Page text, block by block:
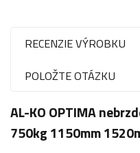
RECENZIE VÝROBKU
POLOŽTE OTÁZKU
AL-KO OPTIMA
750kg 1150mm